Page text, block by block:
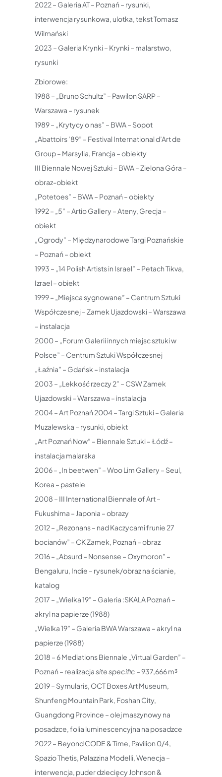
2022 – Galeria AT – Poznań – rysunki,
interwencja rysunkowa, ulotka, tekst Tomasz
Wilmański
2023 – Galeria Krynki – Krynki – malarstwo,
rysunki
Zbiorowe:
1988 – „Bruno Schultz” – Pawilon SARP –
Warszawa – rysunek
1989 – „Krytycy o nas” – BWA – Sopot
„Abattoirs ’89” – Festival International d’Art de
Group – Marsylia, Francja – obiekty
III Biennale Nowej Sztuki – BWA – Zielona Góra –
obraz-obiekt
„Potetoes” – BWA – Poznań – obiekty
1992 – „5” – Artio Gallery – Ateny, Grecja –
obiekt
„Ogrody” – Międzynarodowe Targi Poznańskie
– Poznań – obiekt
1993 – „14 Polish Artists in Israel” – Petach Tikva,
Izrael – obiekt
1999 – „Miejsca sygnowane” – Centrum Sztuki
Współczesnej – Zamek Ujazdowski – Warszawa
– instalacja
2000 – „Forum Galerii innych miejsc sztuki w
Polsce” – Centrum Sztuki Współczesnej
„Łaźnia” – Gdańsk – instalacja
2003 – „Lekkość rzeczy 2” – CSW Zamek
Ujazdowski – Warszawa – instalacja
2004 – Art Poznań 2004 – Targi Sztuki – Galeria
Muzalewska – rysunki, obiekt
„Art Poznań Now” – Biennale Sztuki – Łódź –
instalacja malarska
2006 – „In beetwen” – Woo Lim Gallery – Seul,
Korea – pastele
2008 – III International Biennale of Art –
Fukushima – Japonia – obrazy
2012 – „Rezonans – nad Kaczycami frunie 27
bocianów” – CK Zamek, Poznań – obraz
2016 – „Absurd – Nonsense – Oxymoron” –
Bengaluru, Indie – rysunek/obraz na ścianie,
katalog
2017 – „Wielka 19” – Galeria :SKALA Poznań –
akryl na papierze (1988)
„Wielka 19” – Galeria BWA Warszawa – akryl na
papierze (1988)
2018 – 6 Mediations Biennale „Virtual Garden” –
Poznań – realizacjasite specific – 937,666 m³
2019 – Symularis, OCT Boxes Art Museum,
Shunfeng Mountain Park, Foshan City,
Guangdong Province – olej maszynowy na
posadzce, folia luminescencyjna na posadzce
2022 – Beyond CODE & Time, Pavilion 0/4,
Spazio Thetis, Palazzina Modelli, Wenecja –
interwencja, puder dziecięcy Johnson &